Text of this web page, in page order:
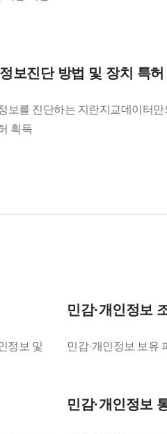
보진단 방법 및 장치 특허
보를 진단하는 지란지교데이터만
획득
정보 및
민감·개인정보
민감·개인정보 보유
민감·개인정보